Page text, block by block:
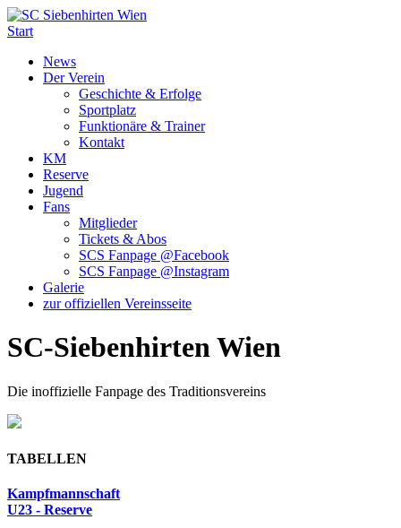
Start
News
Der Verein
Geschichte & Erfolge
Sportplatz
Funktionäre & Trainer
Kontakt
KM
Reserve
Jugend
Fans
Mitglieder
Tickets & Abos
SCS Fanpage @Facebook
SCS Fanpage @Instagram
Galerie
zur offiziellen Vereinsseite
SC-Siebenhirten Wien
Die inoffizielle Fanpage des Traditionsvereins
TABELLEN
Kampfmannschaft
U23 - Reserve